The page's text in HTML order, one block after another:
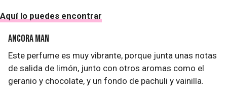
Aquí lo puedes encontrar
Ancora Man
Este perfume es muy vibrante, porque junta unas notas
de salida de limón, junto con otros aromas como el
geranio y chocolate, y un fondo de pachuli y vainilla.